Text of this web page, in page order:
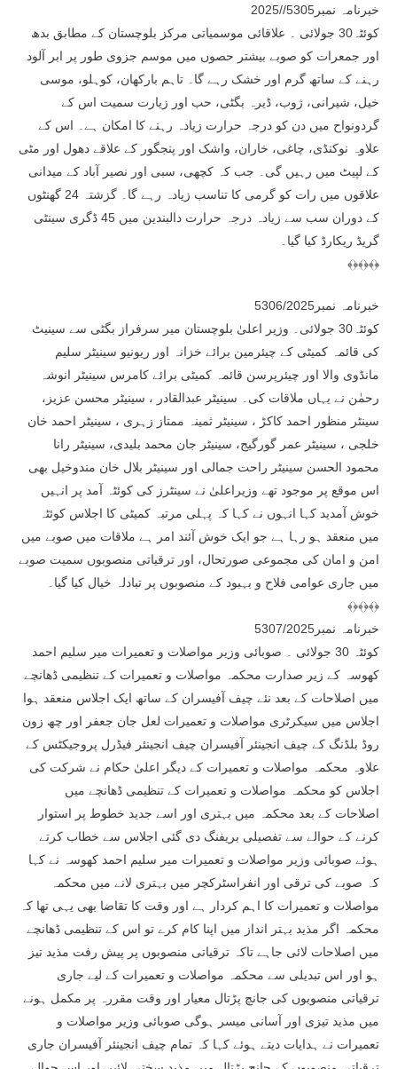
خبرنامہ نمبر5305//2025
کوئٹہ30 جولائی ۔ علاقائی موسمیاتی مرکز بلوچستان کے مطابق بدھ
اور جمعرات کو صوبے بیشتر حصوں میں موسم جزوی طور پر ابر آلود
رہنے کے ساتھ گرم اور خشک رہے گا۔ تاہم بارکھان، کوہلو، موسی
خیل، شیرانی، ژوب، ڈیرہ بگٹی، حب اور زیارت سمیت اس کے
گردونواح میں دن کو درجہ حرارت زیادہ رہنے کا امکان ہے۔ اس کے
علاوہ نوکنڈی، چاغی، خاران، واشک اور پنجگور کے علاقے دھول اور مٹی
کے لپیٹ میں رہیں گی۔ جب کہ کچھی، سبی اور نصیر آباد کے میدانی
علاقوں میں رات کو گرمی کا تناسب زیادہ رہے گا۔ گزشتہ 24 گھنٹوں
کے دوران سب سے زیادہ درجہ حرارت دالبندین میں 45 ڈگری سینٹی
گریڈ ریکارڈ کیا گیا۔
﴾﴿﴾﴿﴾﴿
خبرنامہ نمبر5306/2025
کوئٹہ30 جولائی۔ وزیر اعلیٰ بلوچستان میر سرفراز بگٹی سے سینیٹ
کی قائمہ کمیٹی کے چیئرمین برائے خزانہ اور ریونیو سینیٹر سلیم
مانڈوی والا اور چیئرپرسن قائمہ کمیٹی برائے کامرس سینیٹر انوشہ
رحمٰن نے یہاں ملاقات کی۔ سینیٹر عبدالقادر ، سینیٹر محسن عزیز،
سینٹر منظور احمد کاکڑ ، سینیٹر ثمینہ ممتاز زہری ، سینیٹر احمد خان
خلجی ، سینیٹر عمر گورگیج، سینیٹر جان محمد بلیدی، سینیٹر رانا
محمود الحسن سینیٹر راحت جمالی اور سینیٹر بلال خان مندوخیل بھی
اس موقع پر موجود تھے وزیراعلیٰ نے سینٹرز کی کوئٹہ آمد پر انہیں
خوش آمدید کہا انہوں نے کہا کہ پہلی مرتبہ کمیٹی کا اجلاس کوئٹہ
میں منعقد ہو رہا ہے جو ایک خوش آئند امر ہے ملاقات میں صوبے میں
امن و امان کی مجموعی صورتحال، اور ترقیاتی منصوبوں سمیت صوبے
میں جاری عوامی فلاح و بہبود کے منصوبوں پر تبادلہ خیال کیا گیا۔
﴾﴿﴾﴿﴾﴿
خبرنامہ نمبر5307/2025
کوئٹہ 30 جولائی ۔ صوبائی وزیر مواصلات و تعمیرات میر سلیم احمد
کھوسہ کے زیر صدارت محکمہ مواصلات و تعمیرات کے تنظیمی ڈھانچے
میں اصلاحات کے بعد نئے چیف آفیسران کے ساتھ ایک اجلاس منعقد ہوا
اجلاس میں سیکرٹری مواصلات و تعمیرات لعل جان جعفر اور چھ زون
روڈ بلڈنگ کے چیف انجینئر آفیسران چیف انجینئر فیڈرل پروجیکٹس کے
علاوہ محکمہ مواصلات و تعمیرات کے دیگر اعلیٰ حکام نے شرکت کی
اجلاس کو محکمہ مواصلات و تعمیرات کے تنظیمی ڈھانچے میں
اصلاحات کے بعد محکمہ میں بہتری اور اسے جدید خطوط پر استوار
کرنے کے حوالے سے تفصیلی بریفنگ دی گئی اجلاس سے خطاب کرتے
ہوئے صوبائی وزیر مواصلات و تعمیرات میر سلیم احمد کھوسہ نے کہا
کہ صوبے کی ترقی اور انفراسٹرکچر میں بہتری لانے میں محکمہ
مواصلات و تعمیرات کا اہم کردار ہے اور وقت کا تقاضا بھی یہی تھا کہ
محکمہ اگر مذید بہتر انداز میں اپنا کام کرے تو اس کے تنظیمی ڈھانچے
میں اصلاحات لائی جاہے تاکہ ترقیاتی منصوبوں پر پیش رفت مذید تیز
ہو اور اس تبدیلی سے محکمہ مواصلات و تعمیرات کے لیے جاری
ترقیاتی منصوبوں کی جانچ پڑتال معیار اور وقت مقررہ پر مکمل ہونے
میں مذید تیزی اور آسانی میسر ہوگی صوبائی وزیر مواصلات و
تعمیرات نے ہدایات دیتے ہوئے کہا کہ تمام چیف انجینئر آفیسران جاری